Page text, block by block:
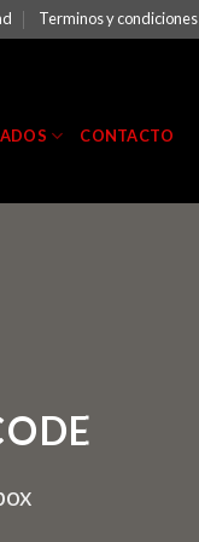
Terminos y condiciones
CONTACTO